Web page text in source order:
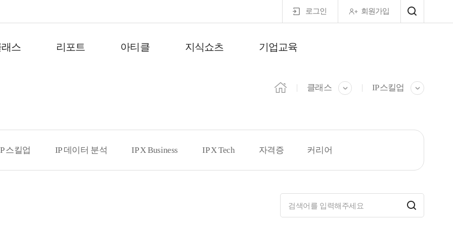
로그인 회원가입
스 리포트 아티클 지식쇼츠 기업교육
클래스 IP 스킬업
스킬업 IP 데이터 분석 IP X Business IP X Tech 자격증 커리어